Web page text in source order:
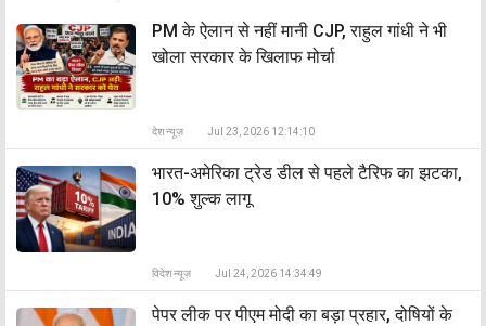
PM के ऐलान से नहीं मानी CJP, राहुल गांधी ने भी
खोला सरकार के खिलाफ मोर्चा
देश न्यूज़ Jul 23, 2026 12:14:10
भारत-अमेरिका ट्रेड डील से पहले टैरिफ का झटका,
10% शुल्क लागू
विदेश न्यूज़ Jul 24, 2026 14:34:49
पेपर लीक पर पीएम मोदी का बड़ा प्रहार, दोषियों के